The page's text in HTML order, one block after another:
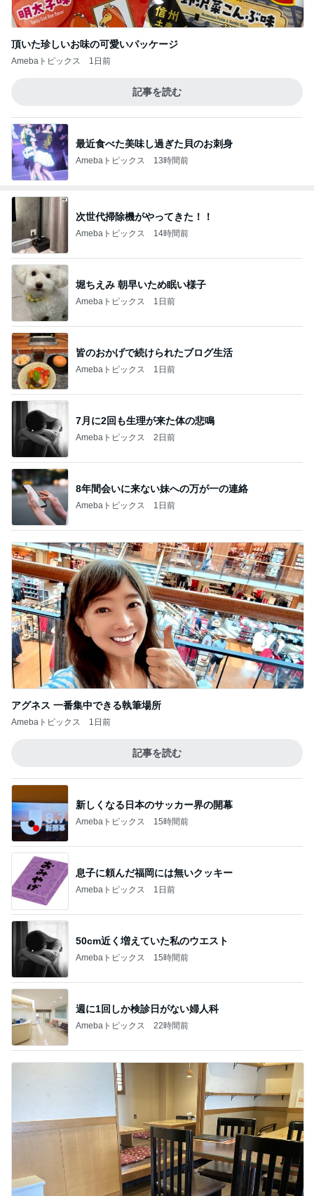
頂いた珍しいお味の可愛いパッケージ
Amebaトピックス 1日前
記事を読む
最近食べた美味し過ぎた貝のお刺身
Amebaトピックス 13時間前
次世代掃除機がやってきた！！
Amebaトピックス 14時間前
堀ちえみ 朝早いため眠い様子
Amebaトピックス 1日前
皆のおかげで続けられたブログ生活
Amebaトピックス 1日前
7月に2回も生理が来た体の悲鳴
Amebaトピックス 2日前
8年間会いに来ない妹への万が一の連絡
Amebaトピックス 1日前
アグネス 一番集中できる執筆場所
Amebaトピックス 1日前
記事を読む
新しくなる日本のサッカー界の開幕
Amebaトピックス 15時間前
息子に頼んだ福岡には無いクッキー
Amebaトピックス 1日前
50cm近く増えていた私のウエスト
Amebaトピックス 15時間前
週に1回しか検診日がない婦人科
Amebaトピックス 22時間前